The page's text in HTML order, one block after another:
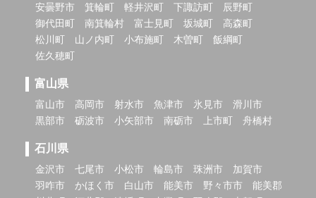
安曇野市
箕輪町 軽井沢町 下諏訪町
辰野町
御代田町
南箕輪村 富士見町 坂城町
高森町
松川町
山ノ内町 小布施町 木曽町
飯綱町
佐久穂町
富山県
富山市 高岡市 射水市 魚津市 氷見市
滑川市
黒部市
砺波市 小矢部市 南砺市 上市町 舟橋村
石川県
金沢市 七尾市 小松市 輪島市 珠洲市
加賀市
羽咋市
かほく市 白山市 能美市 野々市市
能美郡